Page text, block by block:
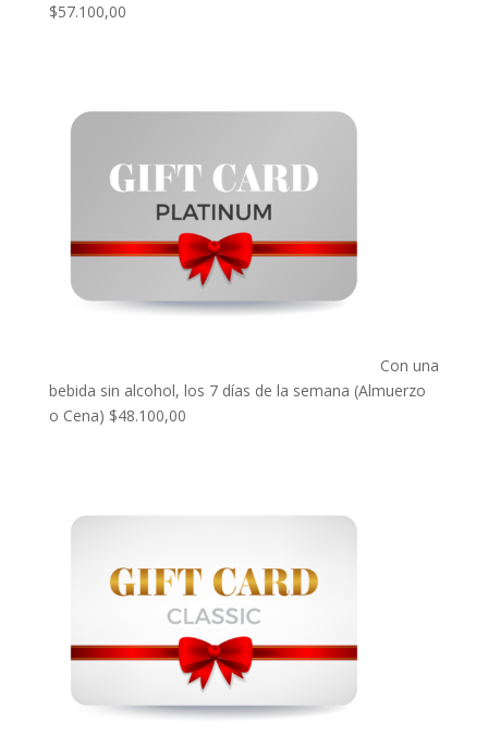
$57.100,00
Con una
bebida sin alcohol, los 7 días de la semana (Almuerzo
o Cena) $48.100,00